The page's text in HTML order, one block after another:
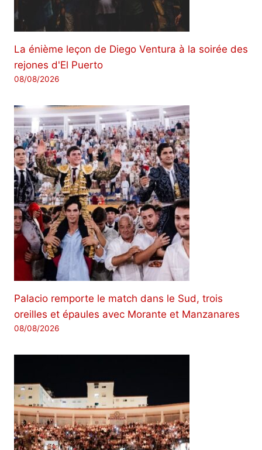
La énième leçon de Diego Ventura à la soirée des
rejones d'El Puerto
08/08/2026
Palacio remporte le match dans le Sud, trois
oreilles et épaules avec Morante et Manzanares
08/08/2026